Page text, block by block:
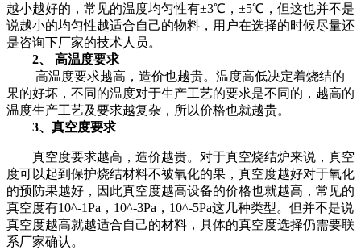
越小越好的，常见的温度均匀性有±3℃，±5℃，但这也并不是
说越小的均匀性越适合自己的物料，用户在选择的时候尽量还
是咨询下厂家的技术人员。
2、 高温度要求
高温度要求越高，造价也越贵。温度高低决定着烧结的
果的好坏，不同的温度对于生产工艺的要求是不同的，越高的
温度生产工艺及要求越复杂，所以价格也就越贵。
3、真空度要求
真空度要求越高，造价越贵。对于真空烧结炉来说，真空
度可以起到保护烧结材料不被氧化的果，真空度越好对于氧化
的预防果越好，因此真空度越高设备的价格也就越高，常见的
真空度有10^-1Pa，10^-3Pa，10^-5Pa这几种类型。但并不是说
真空度越高就越适合自己的材料，具体的真空度选择仍需要联
系厂家确认。